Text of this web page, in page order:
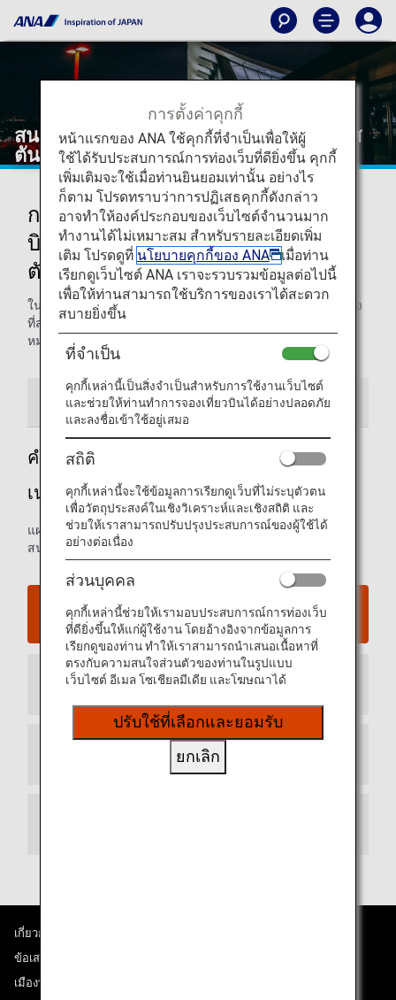
สนามบินจอร์จบุชอินเตอร์คอนติเนนตัล ฮุส
ตัน
การเดินทางมายังและออกจากสนาม
บินจอร์จบุชอินเตอร์คอนติเนนตัล ฮุส
ตัน
ในหน้านี้ ท่านจะได้พบข้อมูลที่ต้องการถึงขั้นตอนในการเดินทาง
ที่สนามบินจอร์จบุชอินเตอร์คอนติเนนตัล ฮิวสตันและไปยังจุด
หมายปลายทางของท่านได้อย่างง่ายดาย
คำแนะนำสนามบิน คำแนะนำพิเศษ
คำแนะนำสู่สนามบินจอร์จบุชอินเตอร์คอนติ
เนนตัล ฮุสตัน
แผนที่อาคารผู้โดยสารขาเข้าและขาออก และข้อมูลสำหรับ
สนามบินจอร์จบุชอินเตอร์คอนติเนนตัล ฮิวสตัน
เว็บไซต์สนามบินจอร์จบุชอินเตอร์คอนติเนนตัล ฮุสตัน
อาคารผู้โดยสารขาเข้า
อาคารผู้โดยสารขาออก
เกี่ยวกับ ANA
ข้อเสนอและประกาศ
เมืองที่เราเดินทางไป
การตั้งค่าคุกกี้
หน้าแรกของ ANA ใช้คุกกี้ที่จำเป็นเพื่อให้ผู้
ใช้ได้รับประสบการณ์การท่องเว็บที่ดียิ่งขึ้น คุกกี้
เพิ่มเติมจะใช้เมื่อท่านยินยอมเท่านั้น อย่างไร
ก็ตาม โปรดทราบว่าการปฏิเสธคุกกี้ดังกล่าว
อาจทำให้องค์ประกอบของเว็บไซต์จำนวนมาก
ทำงานได้ไม่เหมาะสม สำหรับรายละเอียดเพิ่ม
เติม โปรดดูที่ นโยบายคุกกี้ของ ANA
เมื่อท่าน
เรียกดูเว็บไซต์ ANA เราจะรวบรวมข้อมูลต่อไปนี้
เพื่อให้ท่านสามารถใช้บริการของเราได้สะดวก
สบายยิ่งขึ้น
ที่จำเป็น
คุกกี้เหล่านี้เป็นสิ่งจำเป็นสำหรับการใช้งานเว็บไซต์
และช่วยให้ท่านทำการจองเที่ยวบินได้อย่างปลอดภัย
และลงชื่อเข้าใช้อยู่เสมอ
สถิติ
คุกกี้เหล่านี้จะใช้ข้อมูลการเรียกดูเว็บที่ไม่ระบุตัวตน
เพื่อวัตถุประสงค์ในเชิงวิเคราะห์และเชิงสถิติ และ
ช่วยให้เราสามารถปรับปรุงประสบการณ์ของผู้ใช้ได้
อย่างต่อเนื่อง
ส่วนบุคคล
คุกกี้เหล่านี้ช่วยให้เรามอบประสบการณ์การท่องเว็บ
ที่ดียิ่งขึ้นให้แก่ผู้ใช้งาน โดยอ้างอิงจากข้อมูลการ
เรียกดูของท่าน ทำให้เราสามารถนำเสนอเนื้อหาที่
ตรงกับความสนใจส่วนตัวของท่านในรูปแบบ
เว็บไซต์ อีเมล โซเชียลมีเดีย และโฆษณาได้
ปรับใช้ที่เลือกและยอมรับ
ยกเลิก